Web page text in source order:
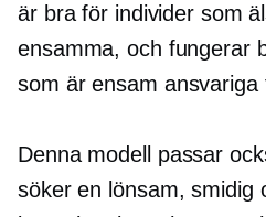
är bra för individer som
ensamma, och fungerar
som är ensam ansvariga
Denna modell passar
söker en lönsam, smidig